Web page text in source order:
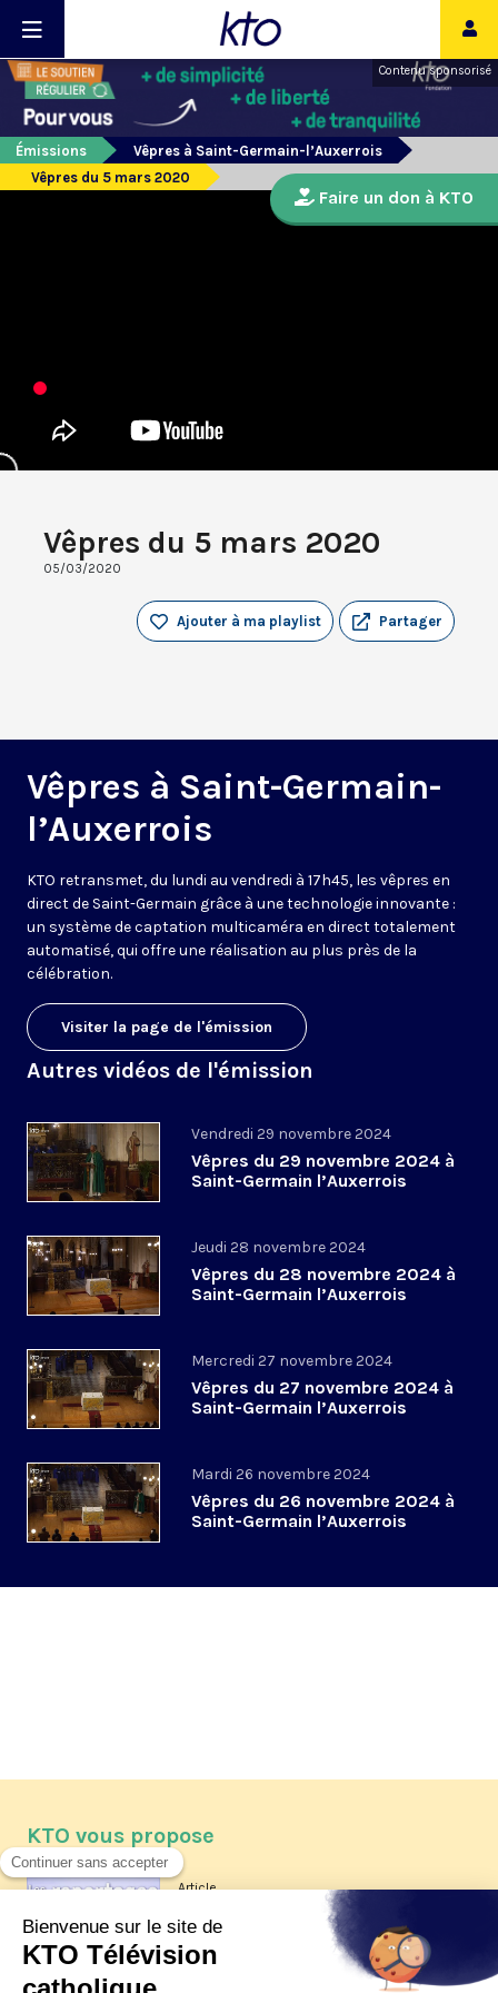
Contenu sponsorisé
Émissions
Vêpres à Saint-Germain-l’Auxerrois
Vêpres du 5 mars 2020
Vêpres du 5 mars 2020
05/03/2020
Partager
Ajouter à ma playlist
Vêpres à Saint-Germain-
l’Auxerrois
KTO retransmet, du lundi au vendredi à 17h45, les vêpres en
direct de Saint-Germain grâce à une technologie innovante :
un système de captation multicaméra en direct totalement
automatisé, qui offre une réalisation au plus près de la
célébration.
Visiter la page de l'émission
Autres vidéos de l'émission
Vendredi 29 novembre 2024
Vêpres du 29 novembre 2024 à
Saint-Germain l’Auxerrois
Jeudi 28 novembre 2024
Vêpres du 28 novembre 2024 à
Saint-Germain l’Auxerrois
Mercredi 27 novembre 2024
Vêpres du 27 novembre 2024 à
Saint-Germain l’Auxerrois
Mardi 26 novembre 2024
Vêpres du 26 novembre 2024 à
Saint-Germain l’Auxerrois
Faire un don à KTO
KTO vous propose
Article
Les reportages d'été 2026 de KTO